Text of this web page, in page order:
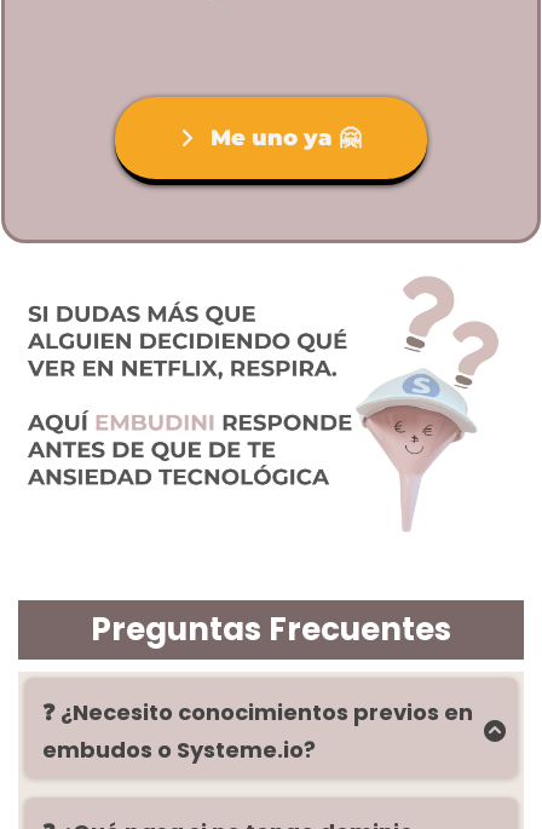
Me uno ya 🤗
Preguntas Frecuentes
❓ ¿Necesito conocimientos previos en
embudos o Systeme.io?
🚀 No, este programa está diseñado para que
aprendas desde cero. Te enseñaré paso a paso